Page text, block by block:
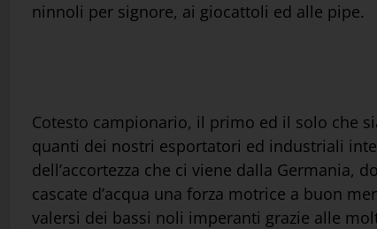
ninnoli per signore, ai giocattoli ed alle pipe.
Cotesto campionario, il primo ed il solo che
quanti dei nostri esportatori ed industriali
dell’accortezza che ci viene dalla
cascate d’acqua una forza motrice a buon
valersi dei bassi noli imperanti grazie alle